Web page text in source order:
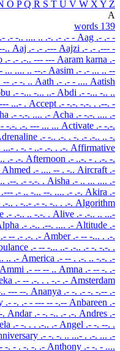
O PQ R S T U V W X Y Z
A
139 words
.- .- -.. .... .. .-. .- .- - Aag .- .- -
.. Aaj .- .- .--- Aajzi .- .- .--- -
.- .- .-.. --- --- Aaram karna .-
... .... .. --.- Aasim .- .- ... .. --
-- .- -. .. Aath .- .- - .... Aatish
.- -... -... ..- Abdi .- -... -.. ..
...- . Accept .- -.-. -.-. . .--. -
.- -.-. .... .- Acha .- -.-. .... .-
-.-. .-. --- ... ... Activate .- -.-.
.- -.. .-. . -. .- .-.. .. -.
...- . -. - ..- .-. . .-. Affirmative
.- .-. Afternoon .- ..-. - . .-. -.
Ahmed .- .... -- . -.. Aircraft .-
.--. .- -.-. . Aisha .- .. ... .... .-
.--- .- .. -... --. .... .- .-. Akira .-
.-.. . -..- .- -. -.. . .-. Algorithm
.- .-.. .. -.-. . Alive .- .-.. .. ...-
.- .-.. .--. .... .- Altitude .-
.- -- .- .-. .- Amber .- -- -... . .-.
.- -- -... ..- .-.. .- -. -.-. .
.. .- America .- -- . .-. .. -.-. .-
Ammi .- -- -- .. Amna .- -- -. .-
.- -- .-. . . -.- .- Amsterdam
--- --. Ananya .- -. .- -. -.-- .-
.- -. .- - --- -- -.-- Anbareen .-
. Andar .- -. -.. .- .-. Andres .-
.- -. . . .-.. .- Angel .- -. --. .
.- -. -. .. ...- . .-. ... .-
-. - . -. -. .- Anthony .- -. - ....